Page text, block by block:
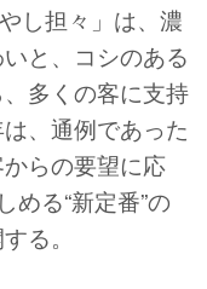
し担々」は、濃
と、コシのある
多くの客に支持
、通例であった
らの要望に応
める“新定番”の
る。